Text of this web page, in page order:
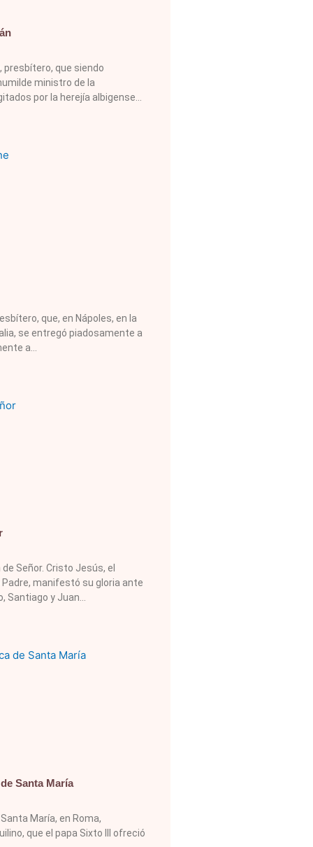
presbítero, que siendo
ministro de la
por la herejía albigense
que, en Nápoles, en la
se entregó piadosamente a
a
Señor. Cristo Jesús, el
manifestó su gloria ante
Santiago y Juan
Santa María
María, en Roma,
que el papa Sixto III ofreció